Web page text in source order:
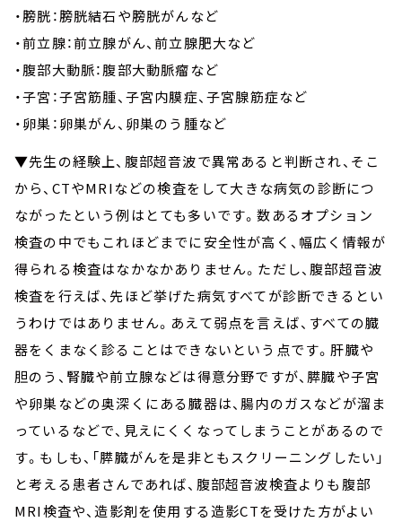
・膀胱：膀胱結石や膀胱がんなど
・前立腺：前立腺がん、前立腺肥大など
・腹部大動脈：腹部大動脈瘤など
・子宮：子宮筋腫、子宮内膜症、子宮腺筋症など
・卵巣：卵巣がん、卵巣のう腫など
▼先生の経験上、腹部超音波で異常あると判断され、そこ
から、CTやMRIなどの検査をして大きな病気の診断につ
ながったという例はとても多いです。数あるオプション
検査の中でもこれほどまでに安全性が高く、幅広く情報が
得られる検査はなかなかありません。ただし、腹部超音波
検査を行えば、先ほど挙げた病気すべてが診断できるとい
うわけではありません。あえて弱点を言えば、すべての臓
器をくまなく診ることはできないという点です。肝臓や
胆のう、腎臓や前立腺などは得意分野ですが、膵臓や子宮
や卵巣などの奥深くにある臓器は、腸内のガスなどが溜ま
っているなどで、見えにくくなってしまうことがあるので
す。もしも、「膵臓がんを是非ともスクリーニングしたい」
と考える患者さんであれば、腹部超音波検査よりも腹部
MRI検査や、造影剤を使用する造影CTを受けた方がよい